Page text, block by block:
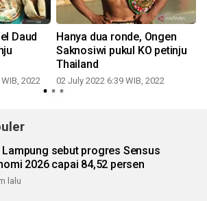
Daud
2022
Hanya dua ronde, Ongen
Saknosiwi pukul KO petinju
Thailand
02 July 2022 6:39 WIB, 2022
Lampung sebut progres Sensus
2026 capai 84,52 persen
lalu